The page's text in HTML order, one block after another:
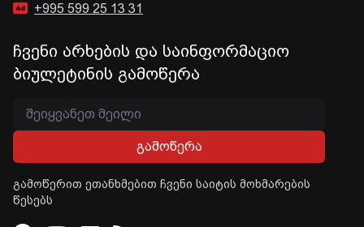
+995 599 25 13 31
ჩვენი არხების და საინფორმაციო
ბიულეტინის გამოწერა
გამოწერა
გამოწერით ეთანხმებით ჩვენი საიტის მოხმარების
წესებს